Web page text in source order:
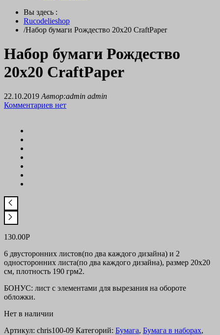
Вы здесь :
Rucodelieshop
/Набор бумаги Рождество 20х20 CraftPaper
Набор бумаги Рождество
20х20 CraftPaper
22.10.2019 Автор:admin admin
Комментариев нет
130.00Р
6 двусторонних листов(по два каждого дизайна) и 2
односторонних листа(по два каждого дизайна), размер 20х20
см, плотность 190 грм2.
БОНУС: лист с элементами для вырезания на обороте
обложки.
Нет в наличии
Артикул: chris100-09 Категорий: Бумага, Бумага в наборах,